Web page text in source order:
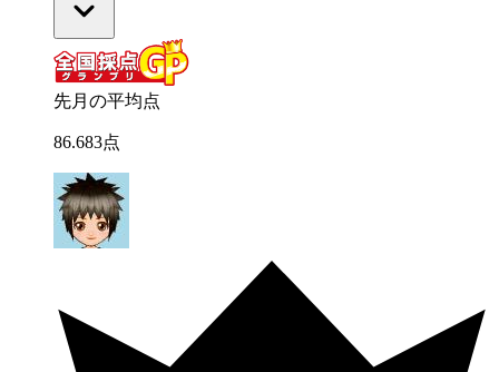
先月の平均点
86.683点